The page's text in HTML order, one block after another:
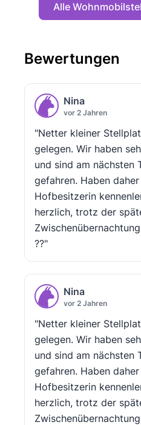
Alle
Bewertungen
Nina
vor 2 Jahren
"Netter kleiner
gelegen. Wir haben
und sind am nächsten
gefahren. Haben
Hofbesitzerin
herzlich, trotz der
??"
Nina
vor 2 Jahren
"Netter kleiner
gelegen. Wir haben
und sind am nächsten
gefahren. Haben
Hofbesitzerin
herzlich, trotz der